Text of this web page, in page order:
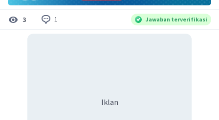
3 1 Jawaban terverifikasi
Iklan